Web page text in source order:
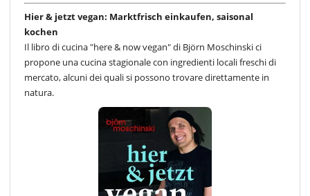
Hier & jetzt vegan: Marktfrisch einkaufen, saisonal
kochen
Il libro di cucina "here & now vegan" di Björn Moschinski ci
propone una cucina stagionale con ingredienti locali freschi di
mercato, alcuni dei quali si possono trovare direttamente in
natura.